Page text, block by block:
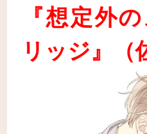
『想定外
リッジ』